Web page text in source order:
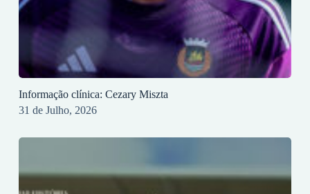
Informação clínica: Cezary Miszta
31 de Julho, 2026